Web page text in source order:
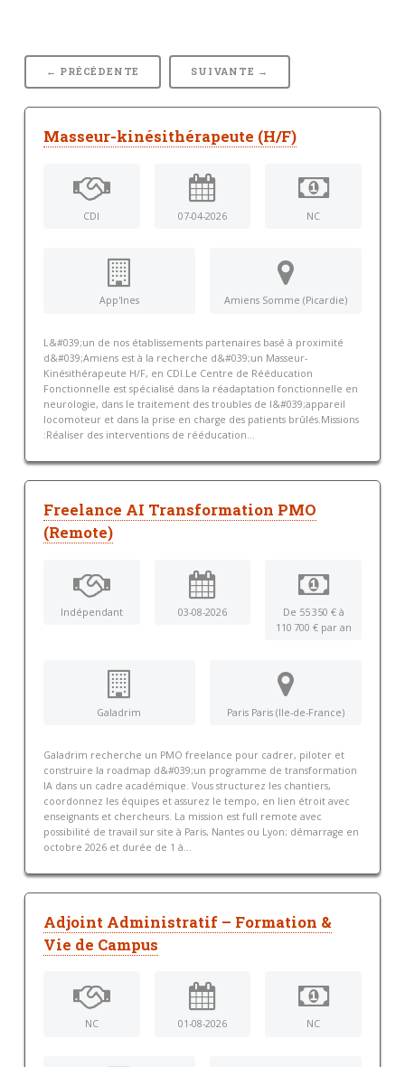
← PRÉCÉDENTE SUIVANTE →
Masseur-kinésithérapeute (H/F)
CDI 07-04-2026 NC
App'Ines Amiens Somme (Picardie)
L&#039;un de nos établissements partenaires basé à proximité
d&#039;Amiens est à la recherche d&#039;un Masseur-
Kinésithérapeute H/F, en CDI.Le Centre de Rééducation
Fonctionnelle est spécialisé dans la réadaptation fonctionnelle en
neurologie, dans le traitement des troubles de l&#039;appareil
locomoteur et dans la prise en charge des patients brûlés.Missions
:Réaliser des interventions de rééducation...
Freelance AI Transformation PMO
(Remote)
Indépendant 03-08-2026
De 55 350 € à
110 700 € par an
Galadrim Paris Paris (Ile-de-France)
Galadrim recherche un PMO freelance pour cadrer, piloter et
construire la roadmap d&#039;un programme de transformation
IA dans un cadre académique. Vous structurez les chantiers,
coordonnez les équipes et assurez le tempo, en lien étroit avec
enseignants et chercheurs. La mission est full remote avec
possibilité de travail sur site à Paris, Nantes ou Lyon; démarrage en
octobre 2026 et durée de 1 à...
Adjoint Administratif – Formation &
Vie de Campus
NC 01-08-2026 NC